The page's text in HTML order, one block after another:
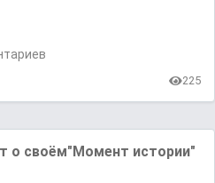
225
о своём"Момент истории"